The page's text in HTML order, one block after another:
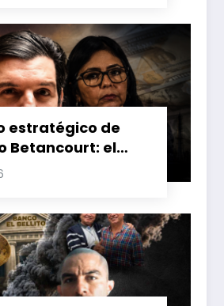
estratégico de
Betancourt: el
desafía la
su poder